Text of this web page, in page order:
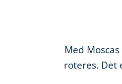
Med
roteres. Det